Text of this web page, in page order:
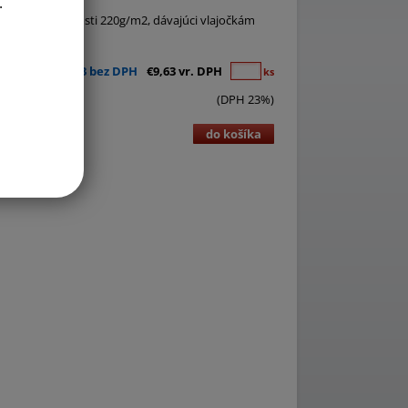
o hmotnosti 220g/m2, dávajúci vlajočkám
€7,83 bez DPH €9,63 vr. DPH ks
(DPH 23%)
do košíka